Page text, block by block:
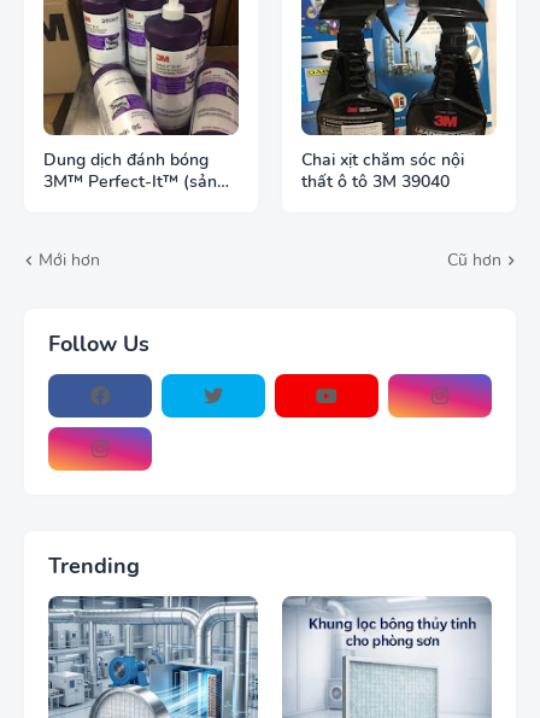
Dung dịch đánh bóng
3M™ Perfect-It™ (sản
Chai xịt chăm sóc nội
thất ô tô 3M 39040
Mới hơn Cũ hơn
Follow Us
Trending